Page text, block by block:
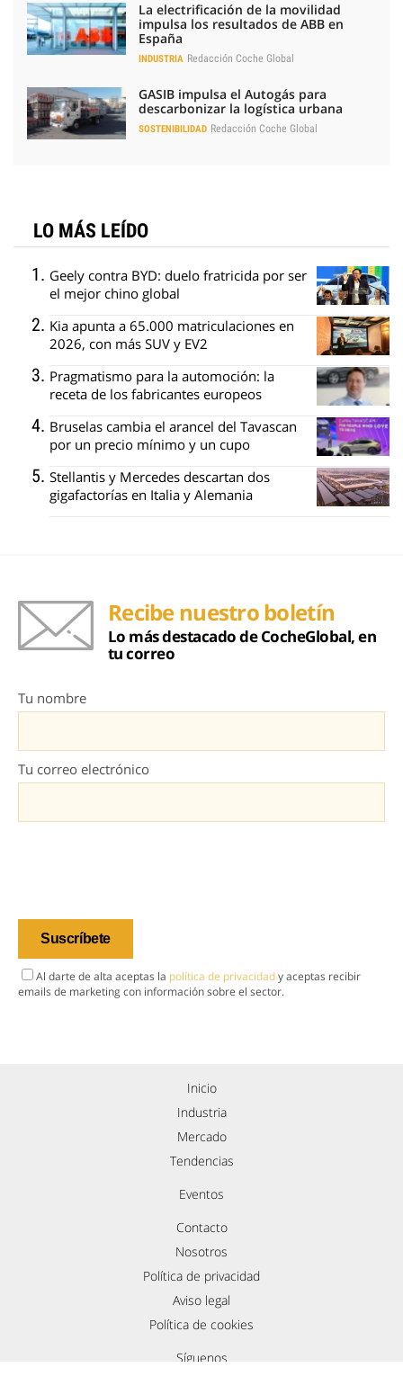
La electrificación de la movilidad
impulsa los resultados de ABB en
España
INDUSTRIA Redacción Coche Global
GASIB impulsa el Autogás para
descarbonizar la logística urbana
SOSTENIBILIDAD Redacción Coche Global
LO MÁS LEÍDO
Geely contra BYD: duelo fratricida por ser
el mejor chino global
Kia apunta a 65.000 matriculaciones en
2026, con más SUV y EV2
Pragmatismo para la automoción: la
receta de los fabricantes europeos
Bruselas cambia el arancel del Tavascan
por un precio mínimo y un cupo
Stellantis y Mercedes descartan dos
gigafactorías en Italia y Alemania
Recibe nuestro boletín
Lo más destacado de CocheGlobal, en
tu correo
Tu nombre
Tu correo electrónico
Al darte de alta aceptas la política de privacidady aceptas recibir
emails de marketing con información sobre el sector.
Inicio
Industria
Mercado
Tendencias
Eventos
Contacto
Nosotros
Política de privacidad
Aviso legal
Política de cookies
Síguenos